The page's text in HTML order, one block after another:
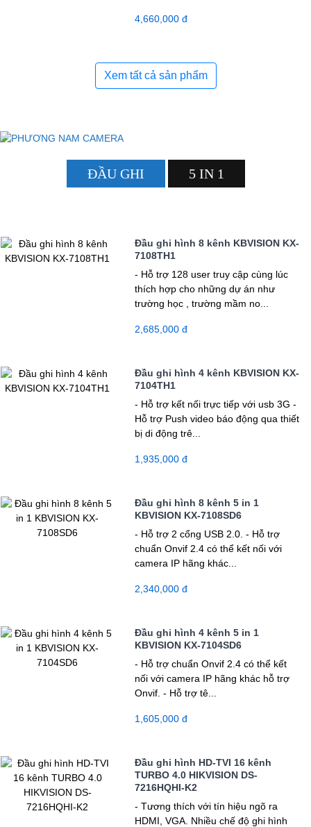
4,660,000 đ
Xem tất cả sản phẩm
ĐẦU GHI 5 IN 1
Đầu ghi hình 8 kênh KBVISION KX-
7108TH1
- Hỗ trợ 128 user truy cập cùng lúc
thích hợp cho những dự án như
trường học , trường mầm no...
2,685,000 đ
Đầu ghi hình 4 kênh KBVISION KX-
7104TH1
- Hỗ trợ kết nối trực tiếp với usb 3G -
Hỗ trợ Push video báo động qua thiết
bị di động trê...
1,935,000 đ
Đầu ghi hình 8 kênh 5 in 1
KBVISION KX-7108SD6
- Hỗ trợ 2 cổng USB 2.0. - Hỗ trợ
chuẩn Onvif 2.4 có thể kết nối với
camera IP hãng khác...
2,340,000 đ
Đầu ghi hình 4 kênh 5 in 1
KBVISION KX-7104SD6
- Hỗ trợ chuẩn Onvif 2.4 có thể kết
nối với camera IP hãng khác hỗ trợ
Onvif. - Hỗ trợ tê...
1,605,000 đ
Đầu ghi hình HD-TVI 16 kênh
TURBO 4.0 HIKVISION DS-
7216HQHI-K2
- Tương thích với tín hiệu ngõ ra
HDMI, VGA. Nhiều chế độ ghi hình